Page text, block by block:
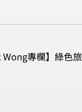
Wong專欄】綠色旅